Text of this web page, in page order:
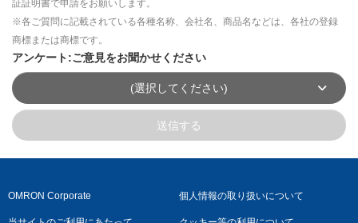
証証明書で申請をお願いします。
※各ご質問に記載されている各種名称、会社名、商品名などは、各社の登録
商標または商標です。
アンケート:ご意見をお聞かせください
(選択してください)
送信する
OMRON Corporate 個人情報の取り扱いについて